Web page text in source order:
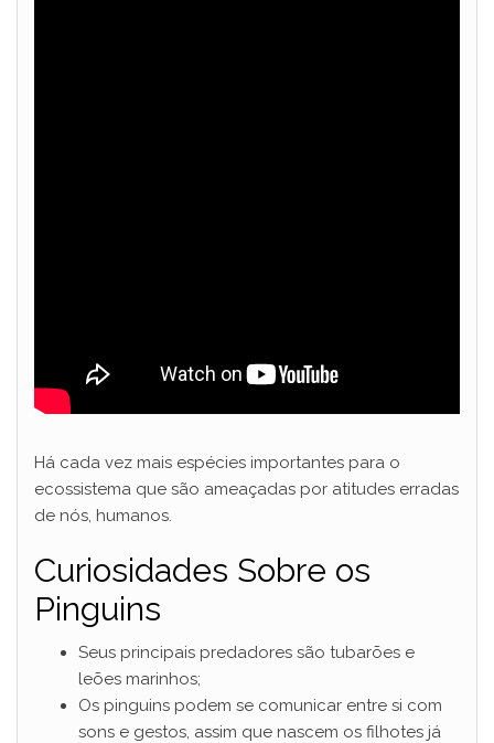
Há cada vez mais espécies importantes para o
ecossistema que são ameaçadas por atitudes erradas
de nós, humanos.
Curiosidades Sobre os
Pinguins
Seus principais predadores são tubarões e
leões marinhos;
Os pinguins podem se comunicar entre si com
sons e gestos, assim que nascem os filhotes já